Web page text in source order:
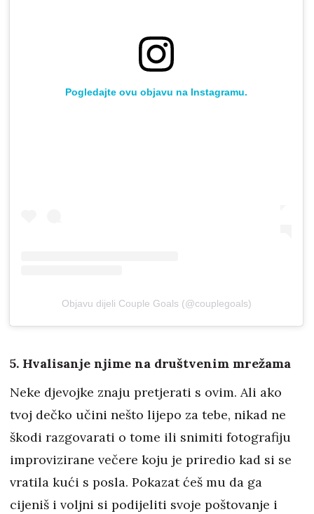
Pogledajte ovu objavu na Instagramu.
Objavu dijeli Couple Goals (@couplegoals)
5. Hvalisanje njime na društvenim mrežama
Neke djevojke znaju pretjerati s ovim. Ali ako
tvoj dečko učini nešto lijepo za tebe, nikad ne
škodi razgovarati o tome ili snimiti fotografiju
improvizirane večere koju je priredio kad si se
vratila kući s posla. Pokazat ćeš mu da ga
cijeniš i voljni si podijeliti svoje poštovanje i